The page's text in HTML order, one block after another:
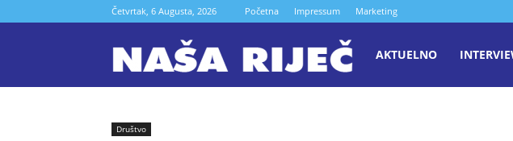
Četvrtak, 6 Augusta, 2026 Početna Impressum Marketing
NašaAKTUELNO
Društvo